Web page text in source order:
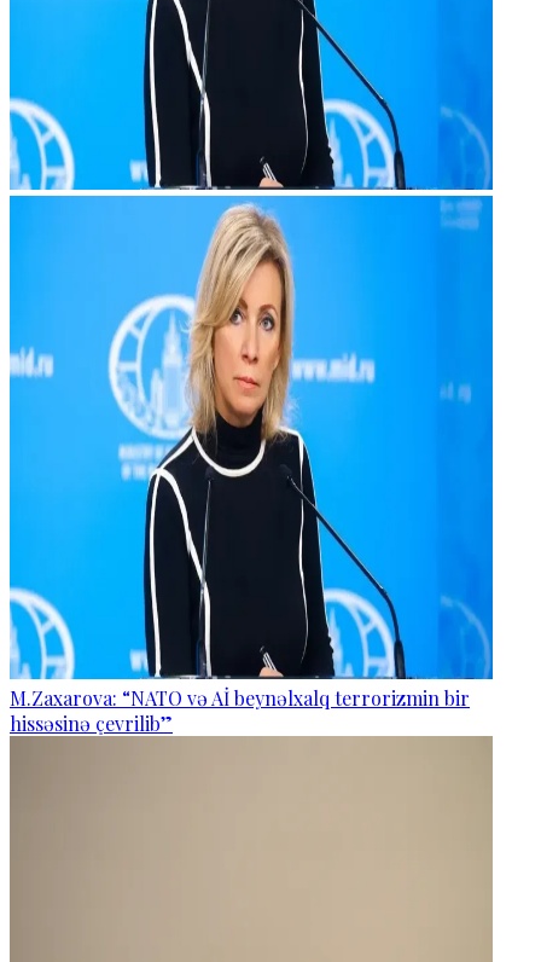
M.Zaxarova: “NATO və Aİ beynəlxalq terrorizmin bir
hissəsinə çevrilib”